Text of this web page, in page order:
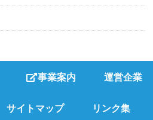
事業案内 運営企業
サイトマップ リンク集